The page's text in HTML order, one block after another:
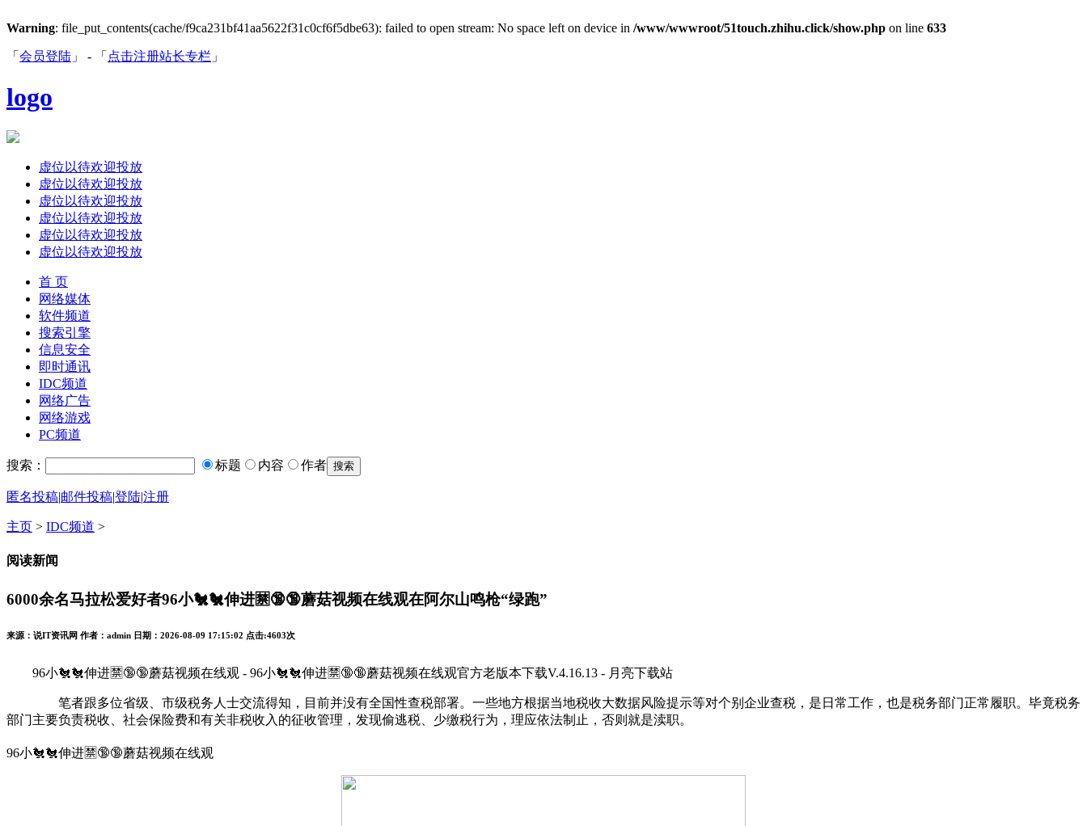
Warning: file_put_contents(cache/f9ca231bf41aa5622f31c0cf6f5dbe63): failed to open stream: No space left on device in /www/wwwroot/51touch.zhihu.click/show.php on line 633
「 会员登陆 」 - 「 点击注册站长专栏 」
logo
虚位以待欢迎投放
虚位以待欢迎投放
虚位以待欢迎投放
虚位以待欢迎投放
虚位以待欢迎投放
虚位以待欢迎投放
首 页
网络媒体
软件频道
搜索引擎
信息安全
即时通讯
IDC频道
网络广告
网络游戏
PC频道
搜索： 标题 内容 作者
匿名投稿|邮件投稿|登陆|注册
主页 > IDC频道 >
阅读新闻
6000余名马拉松爱好者96小🐔🐔伸进🈲🔞🔞蘑菇视频在线观在阿尔山鸣枪“绿跑”
来源：说IT资讯网 作者：admin 日期：2026-08-09 17:15:02 点击:4603次
96小🐔🐔伸进🈲🔞🔞蘑菇视频在线观 - 96小🐔🐔伸进🈲🔞🔞蘑菇视频在线观官方老版本下载V.4.16.13 - 月亮下载站
笔者跟多位省级、市级税务人士交流得知，目前并没有全国性查税部署。一些地方根据当地税收大数据风险提示等对个别企业查税，是日常工作，也是税务部门正常履职。毕竟税务
部门主要负责税收、社会保险费和有关非税收入的征收管理，发现偷逃税、少缴税行为，理应依法制止，否则就是渎职。
96小🐔🐔伸进🈲🔞🔞蘑菇视频在线观